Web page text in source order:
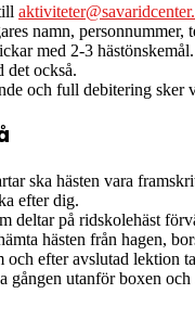
namn, personnummer,
med 2-3
det också.
och full debitering sker
ska hästen vara
efter dig.
deltar på ridskolehäst
hästen från hagen,
och efter avslutad lektion
gången utanför boxen och